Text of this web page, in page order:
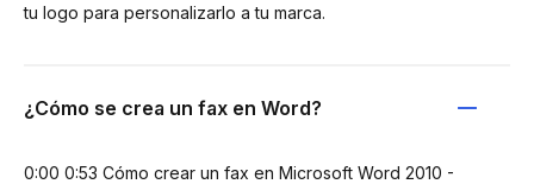
tu logo para personalizarlo a tu marca.
¿Cómo se crea un fax en Word?
0:00 0:53 Cómo crear un fax en Microsoft Word 2010 -